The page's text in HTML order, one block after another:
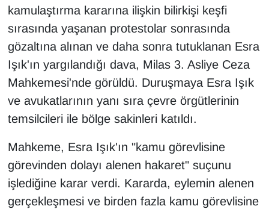
kamulaştırma kararına ilişkin bilirkişi keşfi
sırasında yaşanan protestolar sonrasında
gözaltına alınan ve daha sonra tutuklanan Esra
Işık'ın yargılandığı dava, Milas 3. Asliye Ceza
Mahkemesi'nde görüldü. Duruşmaya Esra Işık
ve avukatlarının yanı sıra çevre örgütlerinin
temsilcileri ile bölge sakinleri katıldı.
Mahkeme, Esra Işık'ın "kamu görevlisine
görevinden dolayı alenen hakaret" suçunu
işlediğine karar verdi. Kararda, eylemin alenen
gerçekleşmesi ve birden fazla kamu görevlisine